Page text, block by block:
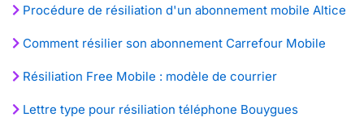
Procédure de résiliation d'un abonnement mobile Altice
Comment résilier son abonnement Carrefour Mobile
Résiliation Free Mobile : modèle de courrier
Lettre type pour résiliation téléphone Bouygues